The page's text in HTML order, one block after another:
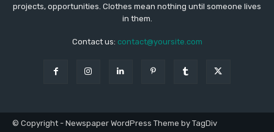
projects, opportunities. Clothes mean nothing until someone lives
in them.
Contact us: contact@yoursite.com
© Copyright - Newspaper WordPress Theme by TagDiv